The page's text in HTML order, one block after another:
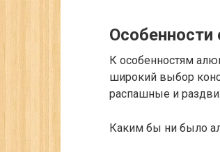
Особенности
К особенностям
широкий выбор
распашные и
Каким бы ни было